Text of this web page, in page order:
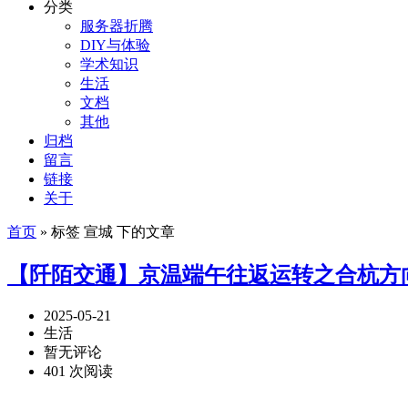
分类
服务器折腾
DIY与体验
学术知识
生活
文档
其他
归档
留言
链接
关于
首页 » 标签 宣城 下的文章
【阡陌交通】京温端午往返运转之合杭方
2025-05-21
生活
暂无评论
401 次阅读